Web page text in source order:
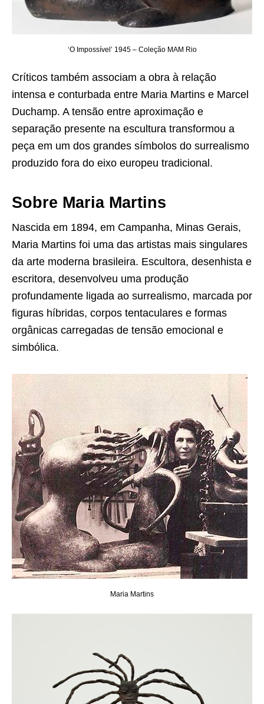
‘O Impossível’ 1945 – Coleção MAM Rio
Críticos também associam a obra à relação
intensa e conturbada entre Maria Martins e Marcel
Duchamp. A tensão entre aproximação e
separação presente na escultura transformou a
peça em um dos grandes símbolos do surrealismo
produzido fora do eixo europeu tradicional.
Sobre Maria Martins
Nascida em 1894, em Campanha, Minas Gerais,
Maria Martins foi uma das artistas mais singulares
da arte moderna brasileira. Escultora, desenhista e
escritora, desenvolveu uma produção
profundamente ligada ao surrealismo, marcada por
figuras híbridas, corpos tentaculares e formas
orgânicas carregadas de tensão emocional e
simbólica.
Maria Martins